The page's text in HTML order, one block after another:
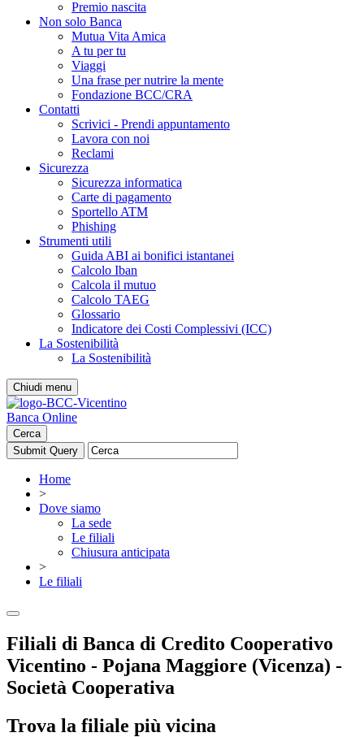
Premio nascita
Non solo Banca
Mutua Vita Amica
A tu per tu
Viaggi
Una frase per nutrire la mente
Fondazione BCC/CRA
Contatti
Scrivici - Prendi appuntamento
Lavora con noi
Reclami
Sicurezza
Sicurezza informatica
Carte di pagamento
Sportello ATM
Phishing
Strumenti utili
Guida ABI ai bonifici istantanei
Calcolo Iban
Calcola il mutuo
Calcolo TAEG
Glossario
Indicatore dei Costi Complessivi (ICC)
La Sostenibilità
La Sostenibilità
Chiudi menu
Banca Online
Cerca
Home
>
Dove siamo
La sede
Le filiali
Chiusura anticipata
>
Le filiali
Filiali di Banca di Credito Cooperativo
Vicentino - Pojana Maggiore (Vicenza) -
Società Cooperativa
Trova la filiale più vicina